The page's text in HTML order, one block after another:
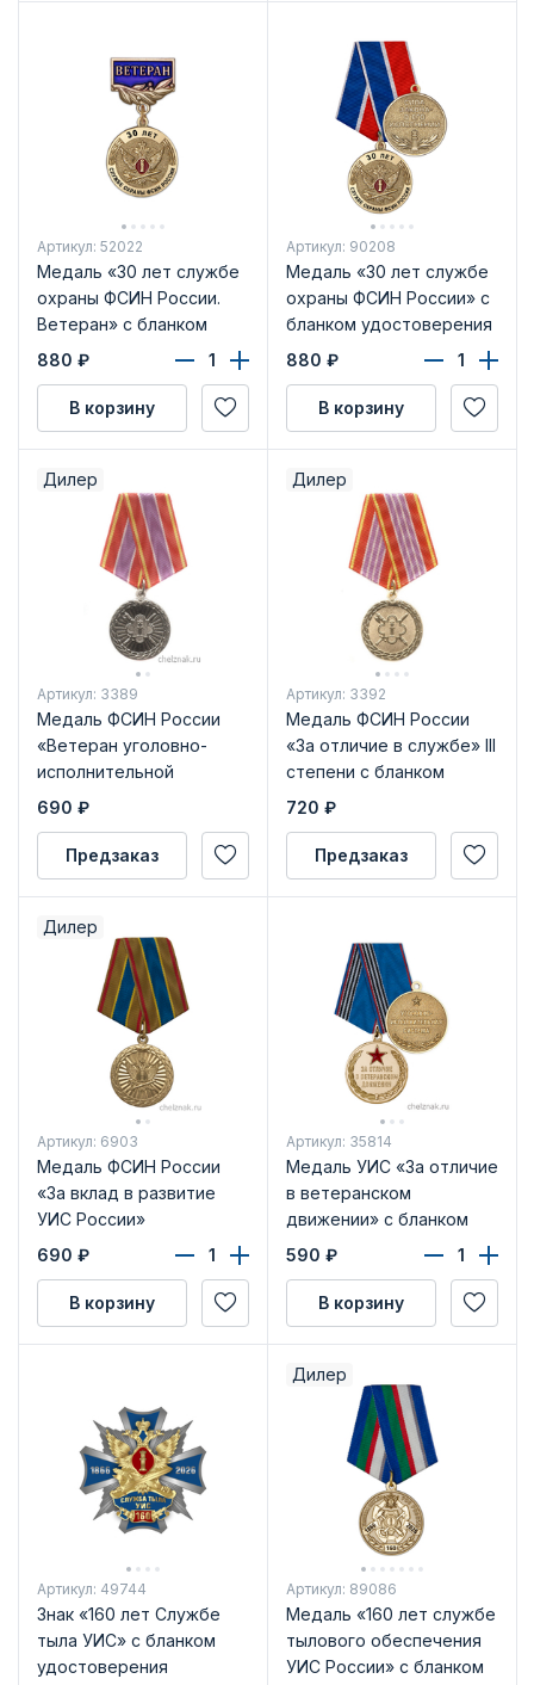
Артикул: 52022
Медаль «30 лет службе
охраны ФСИН России.
Ветеран» с бланком
удостоверения
880 ₽
В корзину
Артикул: 90208
Медаль «30 лет службе
охраны ФСИН России» с
бланком удостоверения
880 ₽
В корзину
Дилер
Артикул: 3389
Медаль ФСИН России
«Ветеран уголовно-
исполнительной
системы России» с
690 ₽
Предзаказ
Дилер
Артикул: 3392
Медаль ФСИН России
«За отличие в службе» III
степени с бланком
удостоверения
720 ₽
Предзаказ
Дилер
Артикул: 6903
Медаль ФСИН России
«За вклад в развитие
УИС России»
690 ₽
В корзину
Артикул: 35814
Медаль УИС «За отличие
в ветеранском
движении» с бланком
удостоверения
590 ₽
В корзину
Артикул: 49744
Знак «160 лет Службе
тыла УИС» с бланком
удостоверения
Дилер
Артикул: 89086
Медаль «160 лет службе
тылового обеспечения
УИС России» с бланком